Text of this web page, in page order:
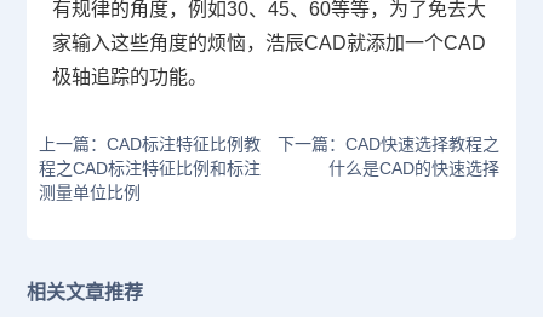
有规律的角度，例如30、 45、 60等等，为了免去大
家输入这些角度的烦恼，浩辰CAD就添加一个CAD
极轴追踪的功能。
上一篇：CAD标注特征比例教
程之CAD标注特征比例和标注
测量单位比例
下一篇：CAD快速选择教程之
什么是CAD的快速选择
相关文章推荐